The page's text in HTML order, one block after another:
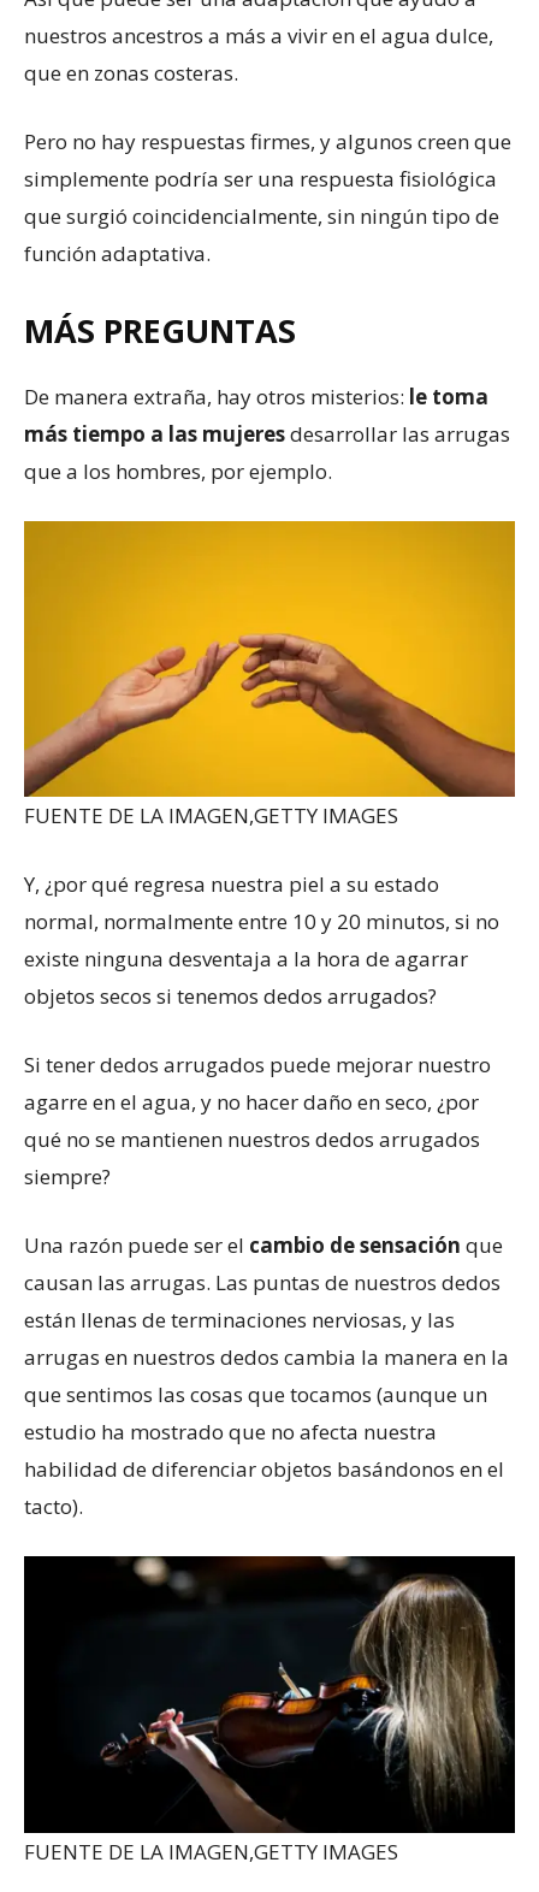
nuestros ancestros a más a vivir en el agua dulce,
que en zonas costeras.
Pero no hay respuestas firmes, y algunos creen que
simplemente podría ser una respuesta fisiológica
que surgió coincidencialmente, sin ningún tipo de
función adaptativa.
MÁS PREGUNTAS
De manera extraña, hay otros misterios: le toma
más tiempo a las mujeresdesarrollar las arrugas
que a los hombres, por ejemplo.
FUENTE DE LA IMAGEN,GETTY IMAGES
Y, ¿por qué regresa nuestra piel a su estado
normal, normalmente entre 10 y 20 minutos, si no
existe ninguna desventaja a la hora de agarrar
objetos secos si tenemos dedos arrugados?
Si tener dedos arrugados puede mejorar nuestro
agarre en el agua, y no hacer daño en seco, ¿por
qué no se mantienen nuestros dedos arrugados
siempre?
Una razón puede ser el cambio de sensación que
causan las arrugas. Las puntas de nuestros dedos
están llenas de terminaciones nerviosas, y las
arrugas en nuestros dedos cambia la manera en la
que sentimos las cosas que tocamos (aunque un
estudio ha mostrado que no afecta nuestra
habilidad de diferenciar objetos basándonos en el
tacto).
FUENTE DE LA IMAGEN,GETTY IMAGES